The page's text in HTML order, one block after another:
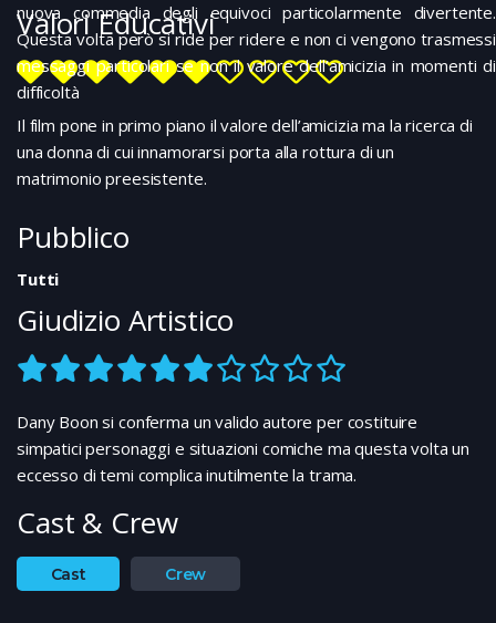
nuova commedia degli equivoci particolarmente divertente.
Questa volta però si ride per ridere e non ci vengono trasmessi
messaggi particolari se non il valore dell’amicizia in momenti di
difficoltà
Valori Educativi
Il film pone in primo piano il valore dell’amicizia ma la ricerca di
una donna di cui innamorarsi porta alla rottura di un
matrimonio preesistente.
Pubblico
Tutti
Giudizio Artistico
Dany Boon si conferma un valido autore per costituire
simpatici personaggi e situazioni comiche ma questa volta un
eccesso di temi complica inutilmente la trama.
Cast & Crew
Cast Crew